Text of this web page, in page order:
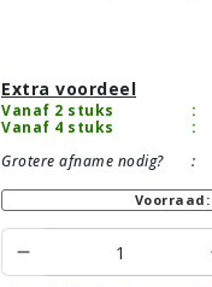
Extra voordeel
Vanaf 2 stuks :
Vanaf 4 stuks
:
Grotere afname nodig?
:
Voorraad: